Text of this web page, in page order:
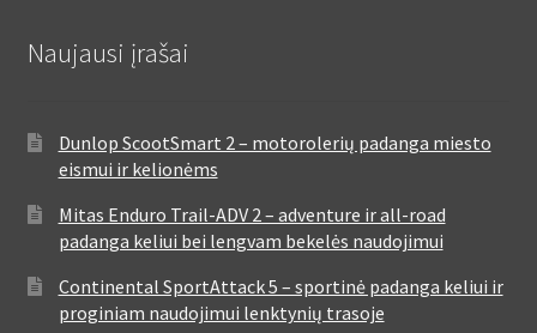
Naujausi įrašai
Dunlop ScootSmart 2 – motorolerių padanga miesto
eismui ir kelionėms
Mitas Enduro Trail-ADV 2 – adventure ir all-road
padanga keliui bei lengvam bekelės naudojimui
Continental SportAttack 5 – sportinė padanga keliui ir
proginiam naudojimui lenktynių trasoje